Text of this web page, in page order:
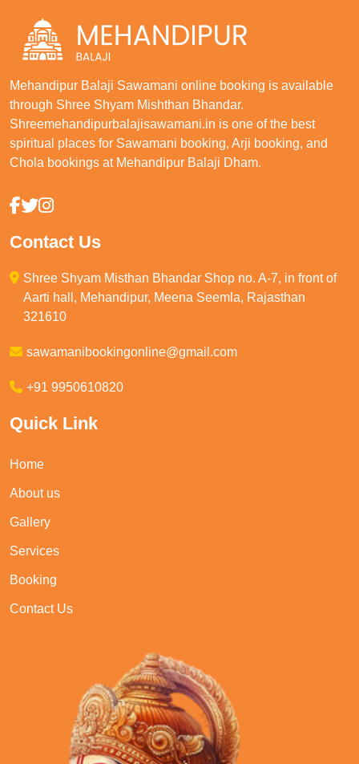
Mehandipur Balaji Sawamani online booking is available
through Shree Shyam Mishthan Bhandar.
Shreemehandipurbalajisawamani.in is one of the best
spiritual places for Sawamani booking, Arji booking, and
Chola bookings at Mehandipur Balaji Dham.
Contact Us
Shree Shyam Misthan Bhandar Shop no. A-7, in front of
Aarti hall, Mehandipur, Meena Seemla, Rajasthan
321610
sawamanibookingonline@gmail.com
+91 9950610820
Quick Link
Home
About us
Gallery
Services
Booking
Contact Us